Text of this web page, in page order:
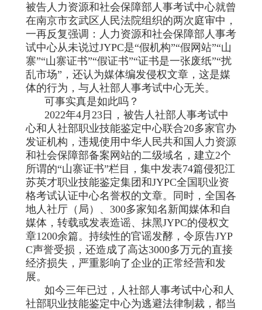
被告人力资源和社会保障部人事考试中心就曾
在南京市玄武区人民法院组织的两次庭审中，
一再反复强调：人力资源和社会保障部人事考
试中心从未说过JYPC是“假机构”“假网站”“山
寨”“山寨证书”“假证书”“证书是一张废纸”“扰
乱市场”，还认为媒体编发侵权文章，这是媒
体的行为，与人社部人事考试中心无关。
可事实真是如此吗？
2022年4月23日，被告人社部人事考试中
心和人社部职业技能鉴定中心联合20多家官办
发证机构，违规使用中华人民共和国人力资源
和社会保障部备案网站的二级域名，建立2个
所谓的“山寨证书”栏目，集中发表74篇侵犯江
苏英才职业技能鉴定集团和JYPC全国职业资
格考试认证中心名誉权的文章。同时，全国各
地人社厅（局）、300多家知名新闻媒体和自
媒体，转载或发表造谣、抹黑JYPC的侵权文
章1200余篇。持续性的官谣发酵，令原告JYP
C声誉受损，还造成了高达3000多万元的直接
经济损失，严重影响了企业的正常经营和发
展。
如今三年已过，人社部人事考试中心和人
社部职业技能鉴定中心为逃避法律制裁，都当